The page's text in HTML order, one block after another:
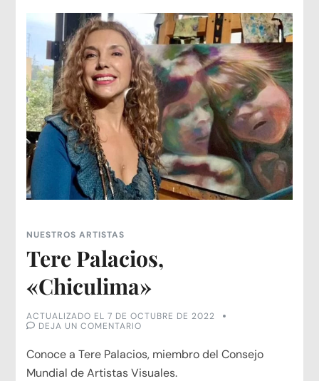
NUESTROS ARTISTAS
Tere Palacios,
«Chiculima»
ACTUALIZADO EL7 DE OCTUBRE DE 2022
DEJA UN COMENTARIO
«CHICULIMA»
Conoce a Tere Palacios, miembro del Consejo
Mundial de Artistas Visuales.